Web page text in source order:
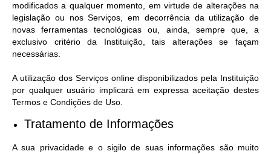
modificados a qualquer momento, em virtude de alterações na
legislação ou nos Serviços, em decorrência da utilização de
novas ferramentas tecnológicas ou, ainda, sempre que, a
exclusivo critério da Instituição, tais alterações se façam
necessárias.
A utilização dos Serviços online disponibilizados pela Instituição
por qualquer usuário implicará em expressa aceitação destes
Termos e Condições de Uso.
Tratamento de Informações
A sua privacidade e o sigilo de suas informações são muito